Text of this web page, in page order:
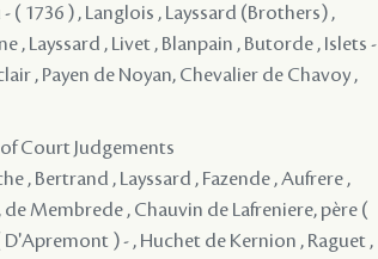
1736 ) , Langlois , Layssard (Brothers) ,
, Layssard , Livet , Blanpain , Butorde , Islets -
, Payen de Noyan, Chevalier de Chavoy ,
Court Judgements
, Bertrand , Layssard , Fazende , Aufrere ,
Membrede , Chauvin de Lafreniere, père (
D'Apremont ) - , Huchet de Kernion , Raguet ,